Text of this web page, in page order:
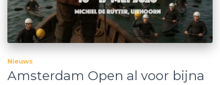
Nieuws
Amsterdam Open al voor bijna